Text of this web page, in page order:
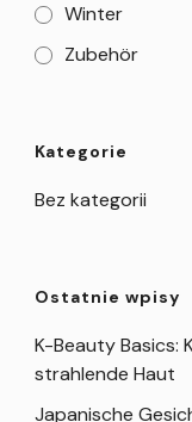
Winter
Zubehör
Kategorie
Bez kategorii
Ostatnie wpisy
K-Beauty Basics:
strahlende Haut
Japanische